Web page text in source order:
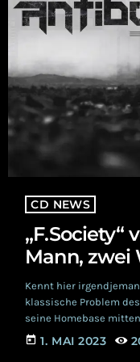
CD NEWS
„F.Society“
Mann, zwei
Kennt hier
klassische Problem
seine Homebase
Gegenden unseres
Nachbarschaft des DJ
today 1. MAI 2023